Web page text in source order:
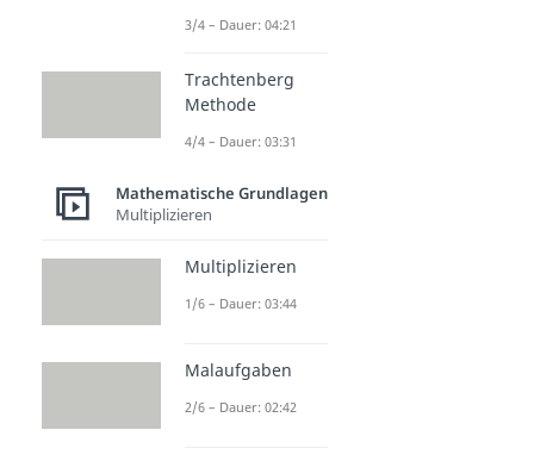
3/4 – Dauer: 04:21
Trachtenberg
Methode
4/4 – Dauer: 03:31
Mathematische Grundlagen
Multiplizieren
Multiplizieren
1/6 – Dauer: 03:44
Malaufgaben
2/6 – Dauer: 02:42